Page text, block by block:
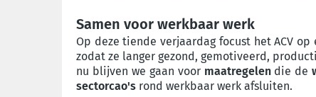
Samen voor werkbaar werk
Op deze tiende verjaardag focust het ACV op
zodat ze langer gezond, gemotiveerd,
nu blijven we gaan voor maatregelendie de
sectorcao's rond werkbaar werk afsluiten.